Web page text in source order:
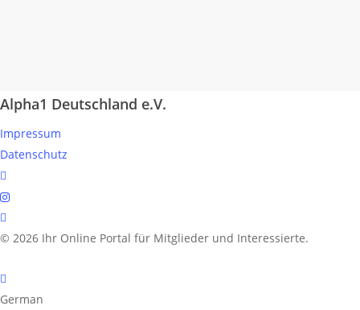
Alpha1 Deutschland e.V.
Impressum
Datenschutz
linkedin
instagram
spotify
© 2026 Ihr Online Portal für Mitglieder und Interessierte.
German